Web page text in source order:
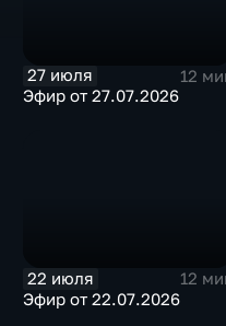
27 июля
12
Эфир от 27.07.2026
22 июля
12
Эфир от 22.07.2026